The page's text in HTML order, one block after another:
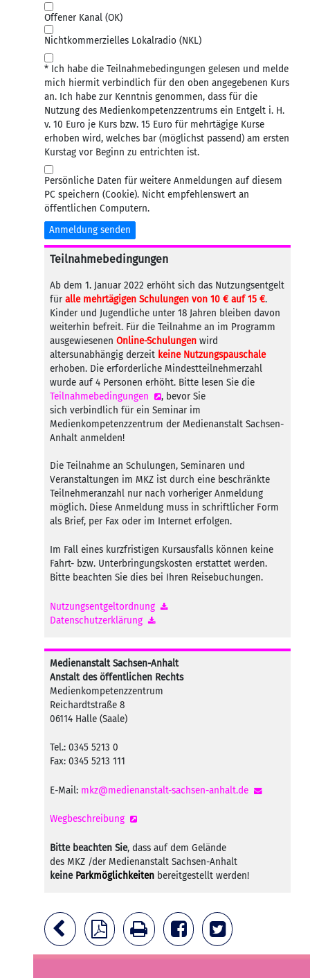
Offener Kanal (OK)
Nichtkommerzielles Lokalradio (NKL)
* Ich habe die Teilnahmebedingungen gelesen und melde
mich hiermit verbindlich für den oben angegebenen Kurs
an. Ich habe zur Kenntnis genommen, dass für die
Nutzung des Medienkompetenzzentrums ein Entgelt i. H.
v. 10 Euro je Kurs bzw. 15 Euro für mehrtägige Kurse
erhoben wird, welches bar (möglichst passend) am ersten
Kurstag vor Beginn zu entrichten ist.
Persönliche Daten für weitere Anmeldungen auf diesem
PC speichern (Cookie). Nicht empfehlenswert an
öffentlichen Computern.
Anmeldung senden
Teilnahmebedingungen
Ab dem 1. Januar 2022 erhöht sich das Nutzungsentgelt
für alle mehrtägigen Schulungen von 10 € auf 15 €.
Kinder und Jugendliche unter 18 Jahren bleiben davon
weiterhin befreit. Für die Teilnahme an im Programm
ausgewiesenen Online-Schulungen wird
altersunabhängig derzeit keine Nutzungspauschale
erhoben. Die erforderliche Mindestteilnehmerzahl
wurde auf 4 Personen erhöht. Bitte lesen Sie die
Teilnahmebedingungen
, bevor Sie
sich verbindlich für ein Seminar im
Medienkompetenzzentrum der Medienanstalt Sachsen-
Anhalt anmelden!
Die Teilnahme an Schulungen, Seminaren und
Veranstaltungen im MKZ ist durch eine beschränkte
Teilnehmeranzahl nur nach vorheriger Anmeldung
möglich. Diese Anmeldung muss in schriftlicher Form
als Brief, per Fax oder im Internet erfolgen.
Im Fall eines kurzfristigen Kursausfalls können keine
Fahrt- bzw. Unterbringungskosten erstattet werden.
Bitte beachten Sie dies bei Ihren Reisebuchungen.
Nutzungsentgeltordnung
Datenschutzerklärung
Medienanstalt Sachsen-Anhalt
Anstalt des öffentlichen Rechts
Medienkompetenzzentrum
Reichardtstraße 8
06114 Halle (Saale)
Tel.: 0345 5213 0
Fax: 0345 5213 111
E-Mail: mkz@medienanstalt-sachsen-anhalt.de
Wegbeschreibung
Bitte beachten Sie, dass auf dem Gelände
des MKZ /der Medienanstalt Sachsen-Anhalt
keine Parkmöglichkeiten bereitgestellt werden!